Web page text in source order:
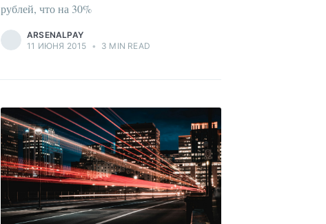
рублей, что на 30%
ARSENALPAY
11 ИЮНЯ 2015 • 3 MIN READ